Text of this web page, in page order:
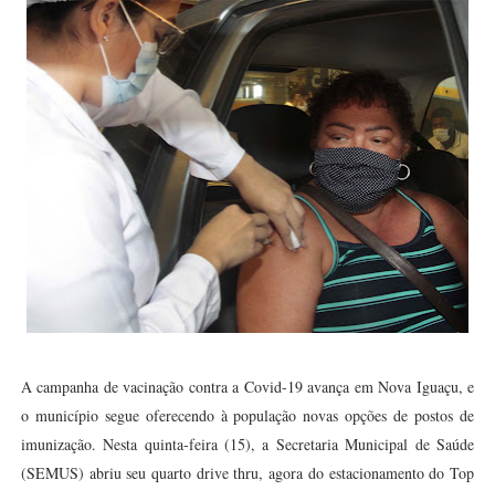
A campanha de vacinação contra a Covid-19 avança em Nova Iguaçu, e
o município segue oferecendo à população novas opções de postos de
imunização. Nesta quinta-feira (15), a Secretaria Municipal de Saúde
(SEMUS) abriu seu quarto drive thru, agora do estacionamento do Top